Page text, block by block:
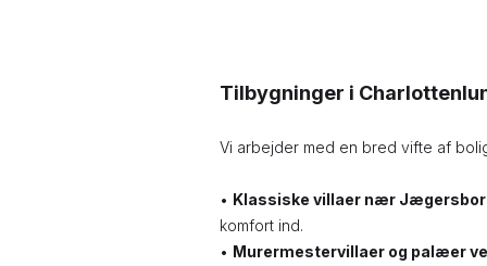
Tilbygninger i
Vi arbejder med en bred vifte af
• Klassiske villaer nær
komfort ind.
• Murermestervillaer og palæer